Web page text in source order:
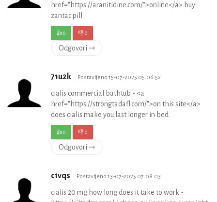
href="https://aranitidine.com/">online</a> buy
zantac pill
👍0 👎0
Odgovori ⇾
71u2k Postavljeno 15-07-2025 05:06:52
cialis commercial bathtub - <a
href="https://strongtadafl.com/">on this site</a>
does cialis make you last longer in bed
👍0 👎0
Odgovori ⇾
c1vqs Postavljeno 13-07-2025 07:08:03
cialis 20 mg how long does it take to work -